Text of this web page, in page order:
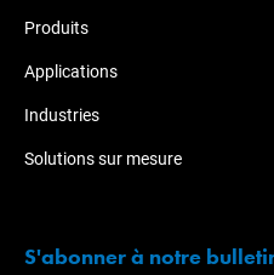
Produits
Applications
Industries
Solutions sur mesure
S'abonner à notre